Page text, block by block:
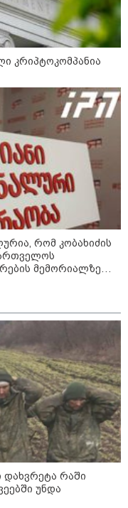
2026
რომ კობახიძის
განცხადება
შეწირული
მემორიალზე
- "ნაციონალური
2026
ვგმობთ ირაკლი
2026
რაღაც
ჩამოაყალიბა,
არ
ივანიშვილის
მსახურებისგან" -
სამშობლოს
როგორ ეხმაურება
კრიპტოკომპანია
რომ კობახიძის
მემორიალზე
დახვრეტა რაში
უნდა